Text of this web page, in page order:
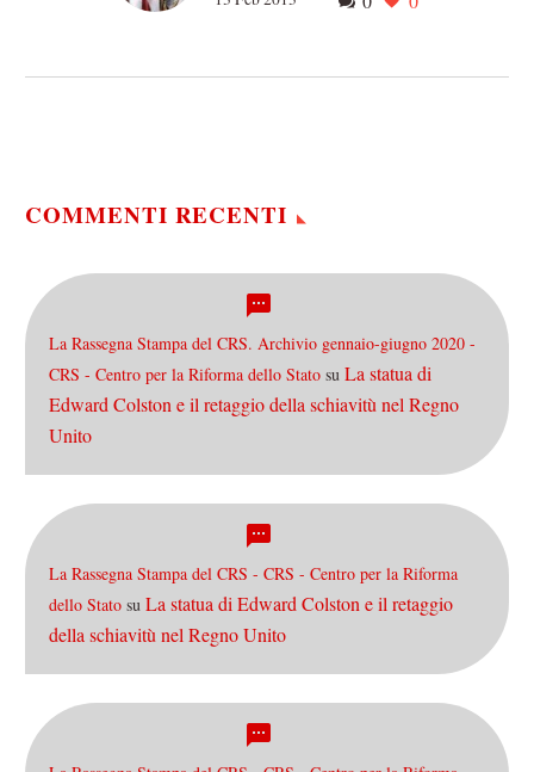
COMMENTI RECENTI
La Rassegna Stampa del CRS. Archivio gennaio-giugno 2020 -
CRS - Centro per la Riforma dello Stato su La statua di
Edward Colston e il retaggio della schiavitù nel Regno
Unito
La Rassegna Stampa del CRS - CRS - Centro per la Riforma
dello Stato su La statua di Edward Colston e il retaggio
della schiavitù nel Regno Unito